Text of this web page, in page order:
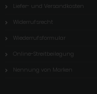
Liefer- und Versandkosten
Widerrufsrecht
Wiederrufsformular
Online-Streitbeilegung
Nennung von Marken